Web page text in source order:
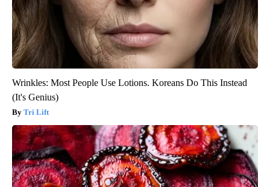
Wrinkles: Most People Use Lotions. Koreans Do This Instead
(It's Genius)
Tri Lift